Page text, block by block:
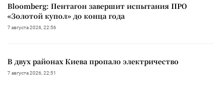
Bloomberg: Пентагон завершит испытания ПРО
«Золотой купол» до конца года
7 августа 2026, 22:56
В двух районах Киева пропало электричество
7 августа 2026, 22:51